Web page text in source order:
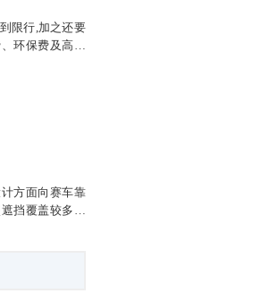
睿斯已经成为
幸福出行的部
时尚的外观设
间消费者更愿
牌，毕竟在技
优势，保有量
斯就是其中之
到底有什么魅
限行,加之还要
环保费及高额
套在传统汽油
来越多消费者
池技术的发展,
因素,插电混动
费者的第一选
方面向赛车靠
挡覆盖较多，
积不规则的进
部上扬的LED
的LOGO，极